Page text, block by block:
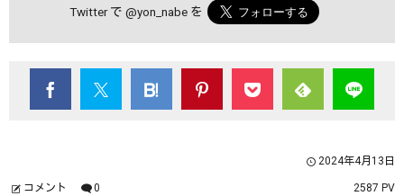
Twitter で @yon_nabeを
2024年4月13日
コメント 0 2587 PV